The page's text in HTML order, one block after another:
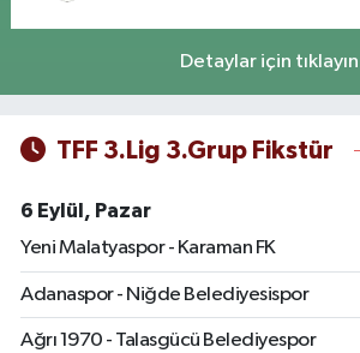
Detaylar için tıklayın
TFF 3.Lig 3.Grup Fikstür
6 Eylül, Pazar
Yeni Malatyaspor - Karaman FK
Adanaspor - Niğde Belediyesispor
Ağrı 1970 - Talasgücü Belediyespor